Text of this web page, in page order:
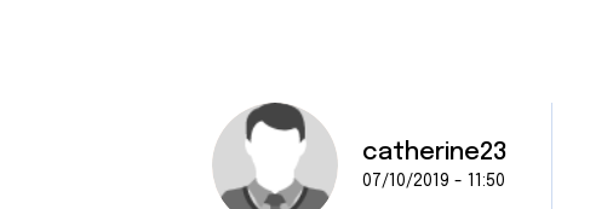
catherine23
07/10/2019 - 11:50